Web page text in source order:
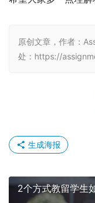
原创文章，作者：
处：https://
生成海报
2个方式教留学生